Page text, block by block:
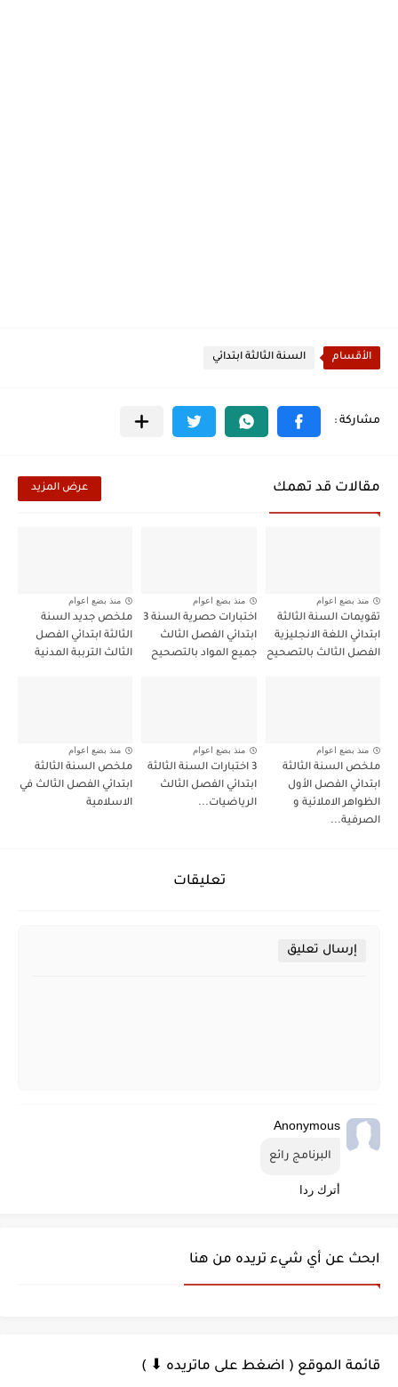
الأقسام السنة الثالثة ابتدائي
مقالات قد تهمك عرض المزيد
منذ بضع اعوام
تقويمات السنة الثالثة
ابتدائي اللغة الانجليزية
الفصل الثالث بالتصحيح
منذ بضع اعوام
اختبارات حصرية السنة 3
ابتدائي الفصل الثالث
جميع المواد بالتصحيح
منذ بضع اعوام
ملخص جديد السنة
الثالثة ابتدائي الفصل
الثالث الترببة المدنية
منذ بضع اعوام
ملخص السنة الثالثة
ابتدائي الفصل الأول
الظواهر الاملائية و
الصرفية...
منذ بضع اعوام
3 اختبارات السنة الثالثة
ابتدائي الفصل الثالث
الرياضيات...
منذ بضع اعوام
ملخص السنة الثالثة
ابتدائي الفصل الثالث في
الاسلامية
تعليقات
إرسال تعليق
Anonymous
البرنامج رائع
أترك ردا
ابحث عن أي شيء تريده من هنا
قائمة الموقع ( اضغط على ماتريده ⬇ )